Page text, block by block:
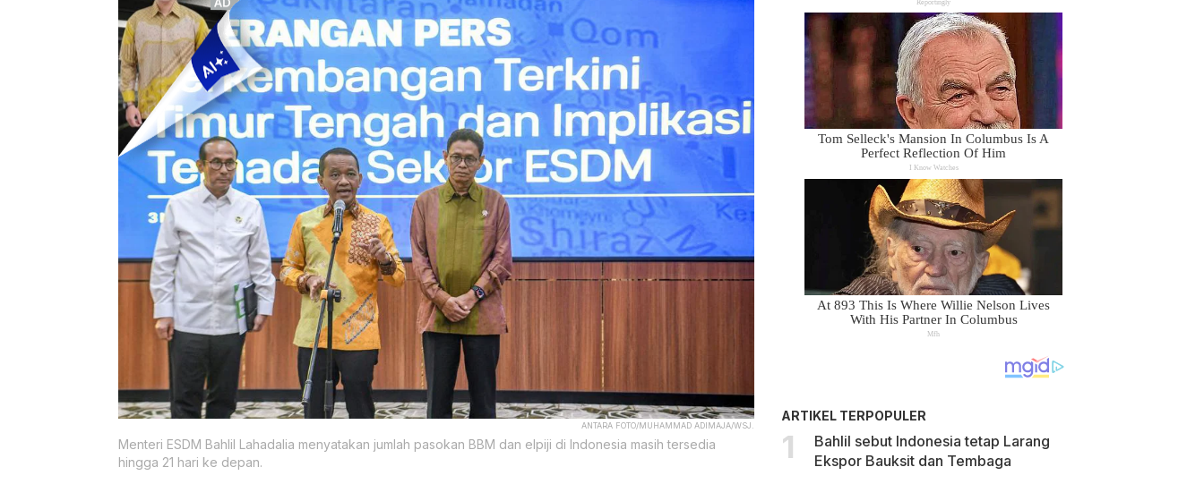
ANTARA FOTO/MUHAMMAD ADIMAJA/WSJ.
Menteri ESDM Bahlil Lahadalia menyatakan jumlah pasokan BBM dan elpiji di Indonesia masih tersedia
hingga 21 hari ke depan.
ARTIKEL TERPOPULER
Bahlil sebut Indonesia tetap Larang
Ekspor Bauksit dan Tembaga